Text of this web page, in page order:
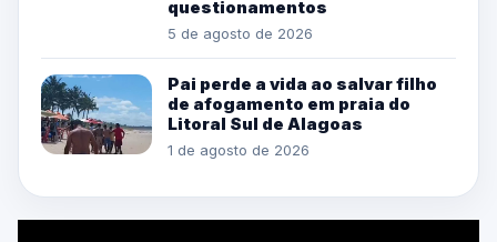
questionamentos
5 de agosto de 2026
Pai perde a vida ao salvar filho
de afogamento em praia do
Litoral Sul de Alagoas
1 de agosto de 2026